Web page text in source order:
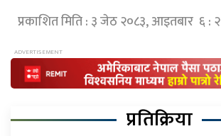
प्रकाशित मिति : ३ जेठ २०८३, आइतबार ६ :
प्रतिक्रिया